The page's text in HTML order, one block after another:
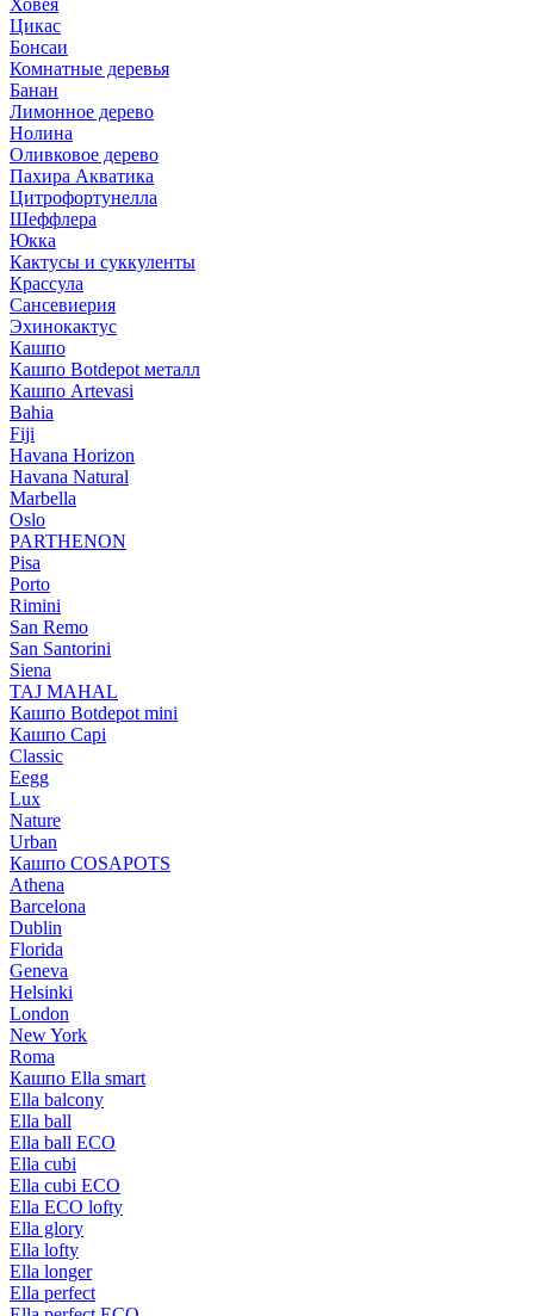
Цикас
Бонсаи
Комнатные деревья
Банан
Лимонное дерево
Нолина
Оливковое дерево
Пахира Акватика
Цитрофортунелла
Шеффлера
Юкка
Кактусы и суккуленты
Крассула
Сансевиерия
Эхинокактус
Кашпо
Кашпо Botdepot металл
Кашпо Artevasi
Bahia
Fiji
Havana Horizon
Havana Natural
Marbella
Oslo
PARTHENON
Pisa
Porto
Rimini
San Remo
San Santorini
Siena
TAJ MAHAL
Кашпо Botdepot mini
Кашпо Capi
Classic
Eegg
Lux
Nature
Urban
Кашпо COSAPOTS
Athena
Barcelona
Dublin
Florida
Geneva
Helsinki
London
New York
Roma
Кашпо Ella smart
Ella balcony
Ella ball
Ella ball ECO
Ella cubi
Ella cubi ECO
Ella ECO lofty
Ella glory
Ella lofty
Ella longer
Ella perfect